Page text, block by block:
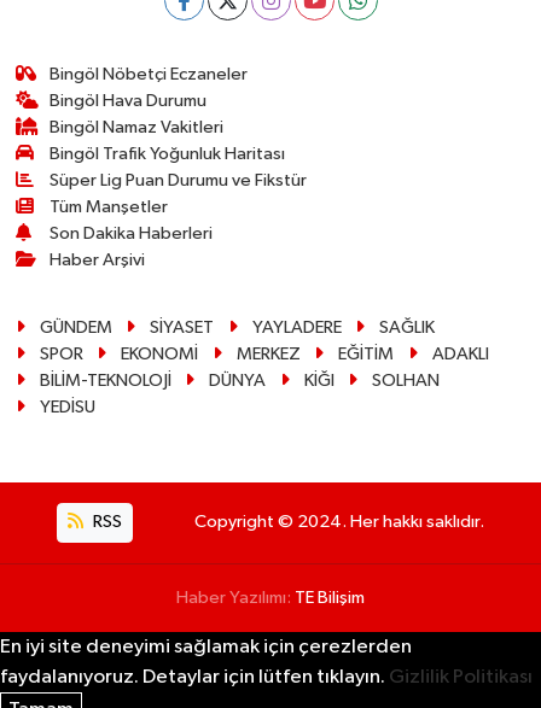
Bingöl Nöbetçi Eczaneler
Bingöl Hava Durumu
Bingöl Namaz Vakitleri
Bingöl Trafik Yoğunluk Haritası
Süper Lig Puan Durumu ve Fikstür
Tüm Manşetler
Son Dakika Haberleri
Haber Arşivi
GÜNDEM SİYASET YAYLADERE
SAĞLIK
SPOR
EKONOMİ MERKEZ EĞİTİM
ADAKLI
BİLİM-TEKNOLOJİ
DÜNYA KİĞI
SOLHAN
YEDİSU
RSS Copyright © 2024. Her hakkı saklıdır.
Haber Yazılımı: TE Bilişim
En iyi site deneyimi sağlamak için çerezlerden
faydalanıyoruz. Detaylar için lütfen tıklayın. Gizlilik Politikası